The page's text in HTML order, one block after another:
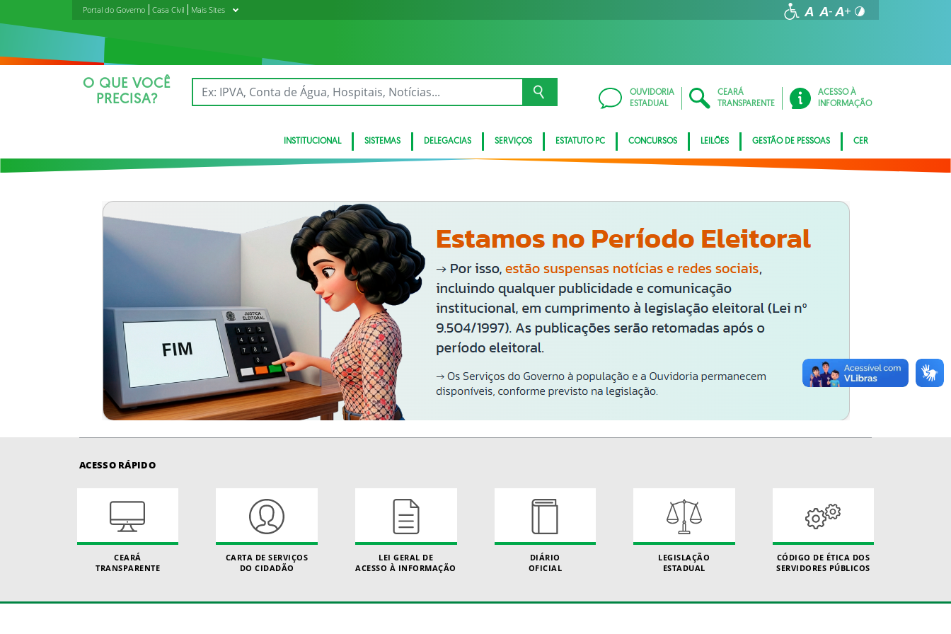
Portal do Governo Casa Civil Mais Sites
O QUE VOCÊ
PRECISA?
OUVIDORIA
ESTADUAL
CEARÁ
TRANSPARENTE
ACESSO À
INFORMAÇÃO
INSTITUCIONAL SISTEMAS DELEGACIAS SERVIÇOS ESTATUTO PC CONCURSOS LEILÕES GESTÃO DE PESSOAS CER
ACESSO RÁPIDO
CEARÁ
TRANSPARENTE
CARTA DE SERVIÇOS
DO CIDADÃO
LEI GERAL DE
ACESSO À INFORMAÇÃO
DIÁRIO
OFICIAL
LEGISLAÇÃO
ESTADUAL
CÓDIGO DE ÉTICA DOS
SERVIDORES PÚBLICOS